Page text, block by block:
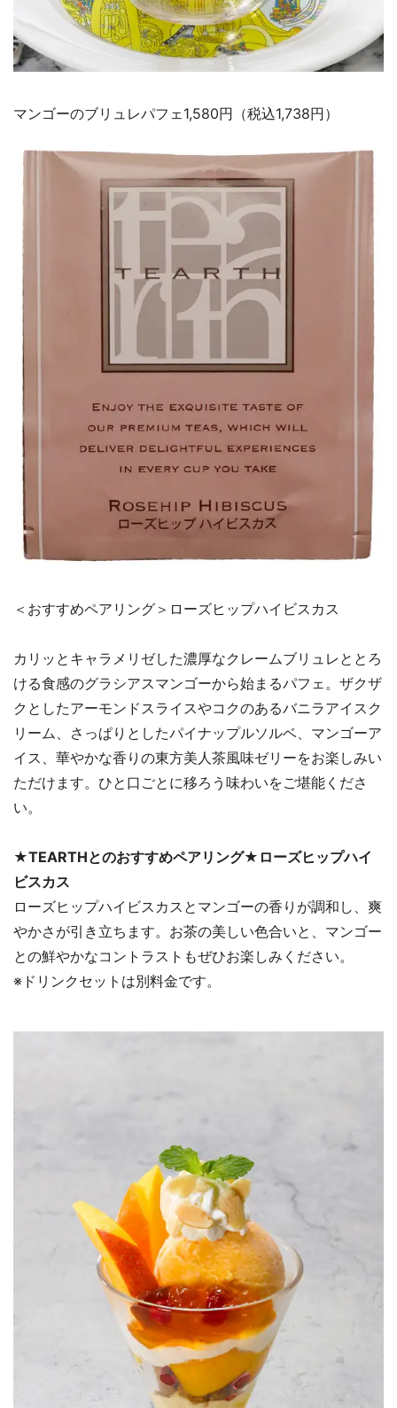
マンゴーのブリュレパフェ1,580円（税込1,738円）
＜おすすめペアリング＞ローズヒップハイビスカス
カリッとキャラメリゼした濃厚なクレームブリュレととろ
ける食感のグラシアスマンゴーから始まるパフェ。ザクザ
クとしたアーモンドスライスやコクのあるバニラアイスク
リーム、さっぱりとしたパイナップルソルベ、マンゴーア
イス、華やかな香りの東方美人茶風味ゼリーをお楽しみい
ただけます。ひと口ごとに移ろう味わいをご堪能くださ
い。
★TEARTHとのおすすめペアリング★ローズヒップハイ
ビスカス
ローズヒップハイビスカスとマンゴーの香りが調和し、爽
やかさが引き立ちます。お茶の美しい色合いと、マンゴー
との鮮やかなコントラストもぜひお楽しみください。
※ドリンクセットは別料金です。